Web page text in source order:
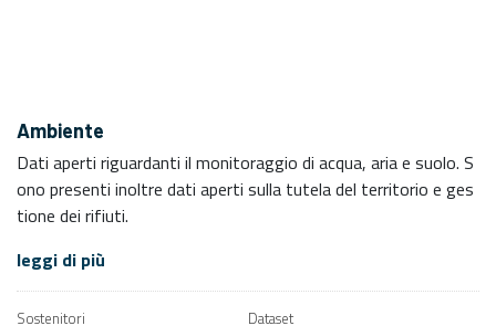
Ambiente
Dati aperti riguardanti il monitoraggio di acqua, aria e suolo. S
ono presenti inoltre dati aperti sulla tutela del territorio e ges
tione dei rifiuti.
leggi di più
Sostenitori Dataset